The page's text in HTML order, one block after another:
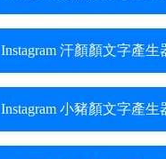
Instagram 汗顏顏文字產生
Instagram 小豬顏文字產生